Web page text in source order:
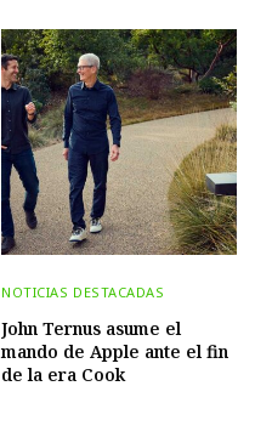
NOTICIAS DESTACADAS
John Ternus asume el
mando de Apple ante el fin
de la era Cook